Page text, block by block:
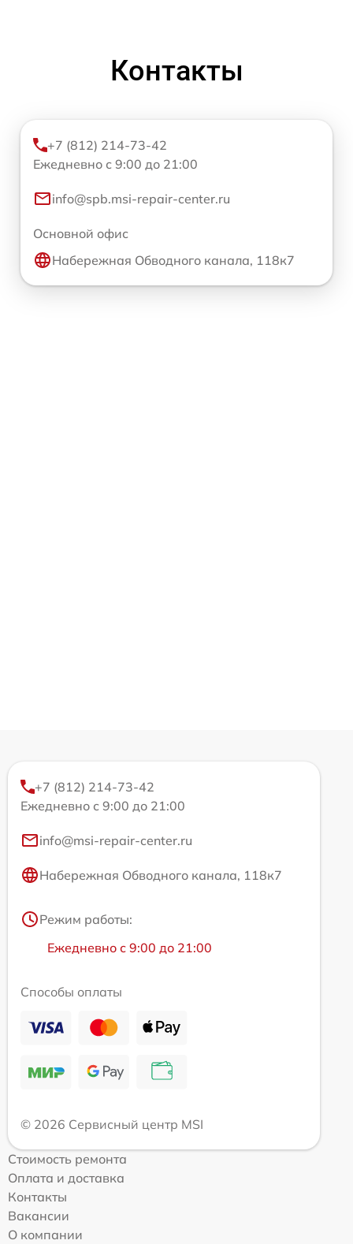
Контакты
+7 (812) 214-73-42
Ежедневно с 9:00 до 21:00
info@spb.msi-repair-center.ru
Основной офис
Набережная Обводного канала, 118к7
+7 (812) 214-73-42
Ежедневно с 9:00 до 21:00
info@msi-repair-center.ru
Набережная Обводного канала, 118к7
Режим работы:
Ежедневно с 9:00 до 21:00
Способы оплаты
© 2026 Сервисный центр MSI
Стоимость ремонта
Оплата и доставка
Контакты
Вакансии
О компании